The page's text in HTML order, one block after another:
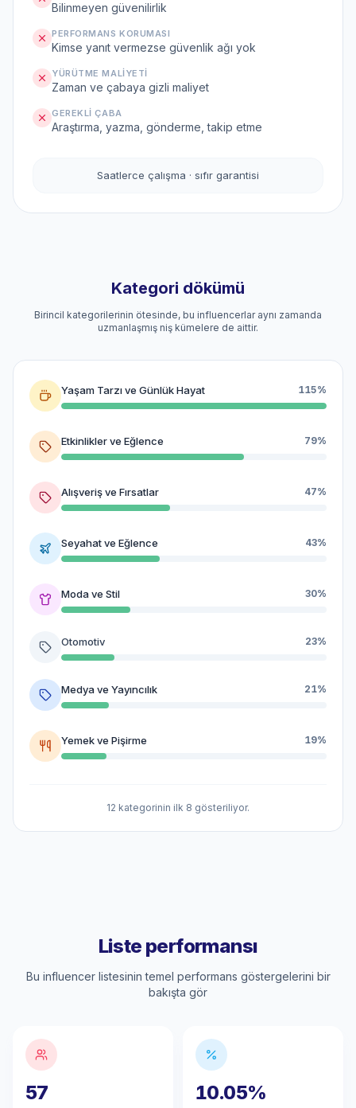
Bilinmeyen güvenilirlik
PERFORMANS KORUMASI
Kimse yanıt vermezse güvenlik ağı yok
YÜRÜTME MALIYETI
Zaman ve çabaya gizli maliyet
GEREKLI ÇABA
Araştırma, yazma, gönderme, takip etme
Saatlerce çalışma · sıfır garantisi
Kategori dökümü
Birincil kategorilerinin ötesinde, bu influencerlar aynı zamanda
uzmanlaşmış niş kümelere de aittir.
Yaşam Tarzı ve Günlük Hayat 115%
Etkinlikler ve Eğlence 79%
Alışveriş ve Fırsatlar 47%
Seyahat ve Eğlence 43%
Moda ve Stil 30%
Otomotiv 23%
Medya ve Yayıncılık 21%
Yemek ve Pişirme 19%
12 kategorinin ilk 8 gösteriliyor.
Liste performansı
Bu influencer listesinin temel performans göstergelerini bir
bakışta gör
57 10.05%